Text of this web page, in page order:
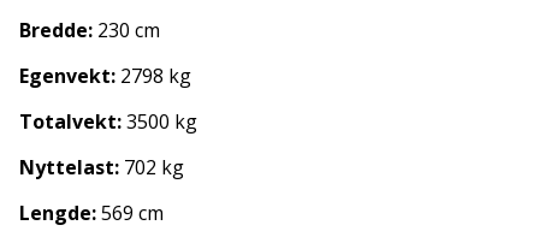
Bredde: 230 cm
Egenvekt: 2798 kg
Totalvekt:3500 kg
Nyttelast: 702 kg
Lengde:569 cm